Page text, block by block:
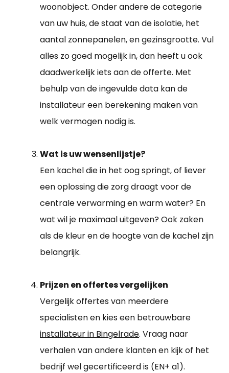
woonobject. Onder andere de categorie
van uw huis, de staat van de isolatie, het
aantal zonnepanelen, en gezinsgrootte. Vul
alles zo goed mogelijk in, dan heeft u ook
daadwerkelijk iets aan de offerte. Met
behulp van de ingevulde data kan de
installateur een berekening maken van
welk vermogen nodig is.
Wat is uw wensenlijstje?
Een kachel die in het oog springt, of liever
een oplossing die zorg draagt voor de
centrale verwarming en warm water? En
wat wil je maximaal uitgeven? Ook zaken
als de kleur en de hoogte van de kachel zijn
belangrijk.
Prijzen en offertes vergelijken
Vergelijk offertes van meerdere
specialisten en kies een betrouwbare
installateur in Bingelrade. Vraag naar
verhalen van andere klanten en kijk of het
bedrijf wel gecertificeerd is (EN+ a1).